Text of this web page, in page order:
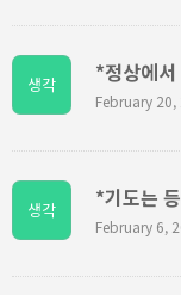
생각 *정상에서
February 20,
생각 *기도는
February 6,